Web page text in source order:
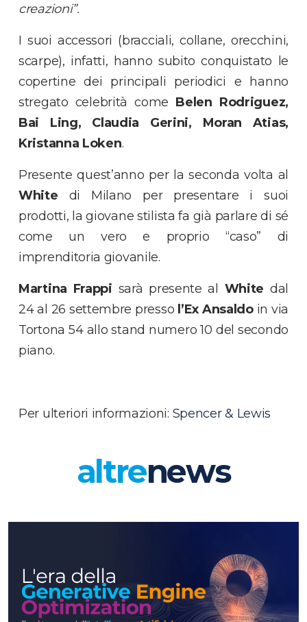
creazioni”.
I suoi accessori (bracciali, collane, orecchini,
scarpe), infatti, hanno subito conquistato le
copertine dei principali periodici e hanno
stregato celebrità come Belen Rodriguez,
Bai Ling, Claudia Gerini, Moran Atias,
Kristanna Loken.
Presente quest’anno per la seconda volta al
White di Milano per presentare i suoi
prodotti, la giovane stilista fa già parlare di sé
come un vero e proprio “caso” di
imprenditoria giovanile.
Martina Frappi sarà presente al White dal
24 al 26 settembre presso l’Ex Ansaldoin via
Tortona 54 allo stand numero 10 del secondo
piano.
Per ulteriori informazioni: Spencer & Lewis
altrenews